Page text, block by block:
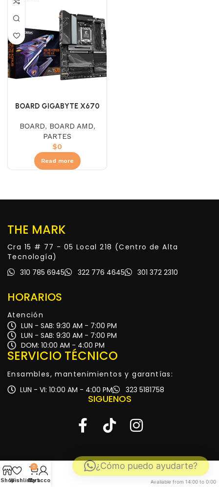
BOARD GIGABYTE X670
AM5)
BOARD, BOARD AMD,
PARTES
$0
Read more
THE MARK
Cra 15 # 77 - 05 Local 218 (Centro de Alta
Tecnología)
310 785 6945
322 776 4645 301 372 2310
HORARIOS
Atención
LUN - SAB: 9:30 AM - 7:00 PM
LUN - SAB: 9:30 AM - 7:00 PM
DOM: 10:00 AM - 4:00 PM
SERVICIO TÉCNICO
Ensambles, mantenimientos y garantías:
LUN - VI: 10:00 AM - 4:00 PM
323 5181758
SIGUENOS
ShopWishlist
0
Cart
My account
¿Cómo puedo ayudarte?
Available from 14:00 to 0:00